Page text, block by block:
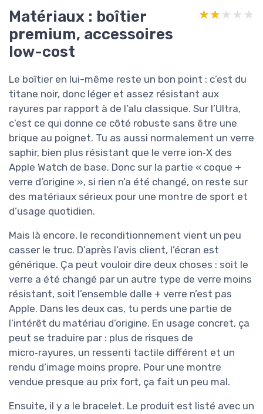
Matériaux : boîtier
premium, accessoires
low-cost
★★★★★
★★★★★
Le boîtier en lui-même reste un bon point : c’est du
titane noir, donc léger et assez résistant aux
rayures par rapport à de l’alu classique. Sur l’Ultra,
c’est ce qui donne ce côté robuste sans être une
brique au poignet. Tu as aussi normalement un verre
saphir, bien plus résistant que le verre ion‑X des
Apple Watch de base. Donc sur la partie « coque +
verre d’origine », si rien n’a été changé, on reste sur
des matériaux sérieux pour une montre de sport et
d’usage quotidien.
Mais là encore, le reconditionnement vient un peu
casser le truc. D’après l’avis client, l’écran est
générique. Ça peut vouloir dire deux choses : soit le
verre a été changé par un autre type de verre moins
résistant, soit l’ensemble dalle + verre n’est pas
Apple. Dans les deux cas, tu perds une partie de
l’intérêt du matériau d’origine. En usage concret, ça
peut se traduire par : plus de risques de
micro‑rayures, un ressenti tactile différent et un
rendu d’image moins propre. Pour une montre
vendue presque au prix fort, ça fait un peu mal.
Ensuite, il y a le bracelet. Le produit est listé avec un